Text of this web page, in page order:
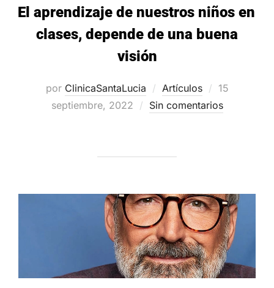
El aprendizaje de nuestros niños en
clases, depende de una buena
visión
por ClinicaSantaLucia Artículos
Publicado
el
15
septiembre, 2022
Sin comentarios